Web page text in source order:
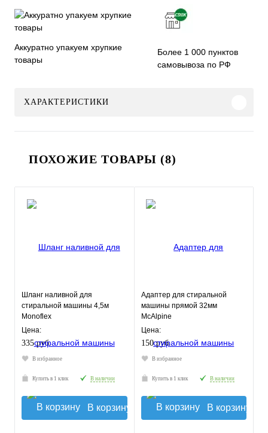
Аккуратно упакуем хрупкие
товары
Более 1 000 пунктов
самовывоза по РФ
ХАРАКТЕРИСТИКИ
ПОХОЖИЕ ТОВАРЫ (8)
Шланг наливной для
стиральной машины 4,5м
Monoflex
Цена:
335 руб.
В избранное
Купить в 1 клик В наличии
В корзину
Адаптер для стиральной
машины прямой 32мм
McAlpine
Цена:
150 руб.
В избранное
Купить в 1 клик В наличии
В корзину